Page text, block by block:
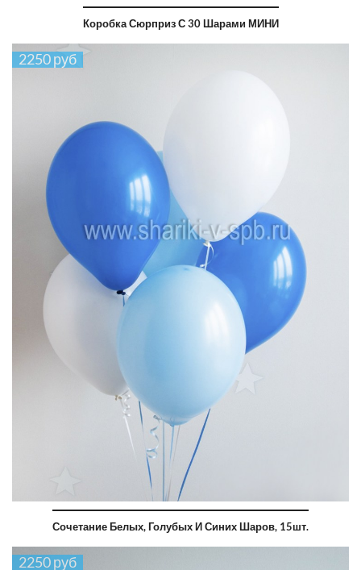
Коробка Сюрприз С 30 Шарами МИНИ
2250 руб
Сочетание Белых, Голубых И Синих Шаров, 15шт.
2250 руб